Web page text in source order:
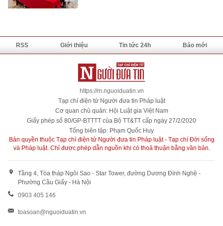
RSS Giới thiệu Tin tức 24h Báo mới
https://m.nguoiduatin.vn
Tạp chí điện tử Người đưa tin Pháp luật
Cơ quan chủ quản: Hội Luật gia Việt Nam
Giấy phép số 80/GP-BTTTT của Bộ TT&TT cấp ngày 27/2/2020
Tổng biên tập: Phạm Quốc Huy
Bản quyền thuộc Tạp chí điện tử Người đưa tin Pháp luật - Tạp chí Đời sống
và Pháp luật. Chỉ được phép dẫn nguồn khi có thoả thuận bằng văn bản.
Tầng 4, Tòa tháp Ngôi Sao - Star Tower, đường Dương Đình Nghệ -
Phường Cầu Giấy - Hà Nội
0903 405 146
toasoan@nguoiduatin.vn